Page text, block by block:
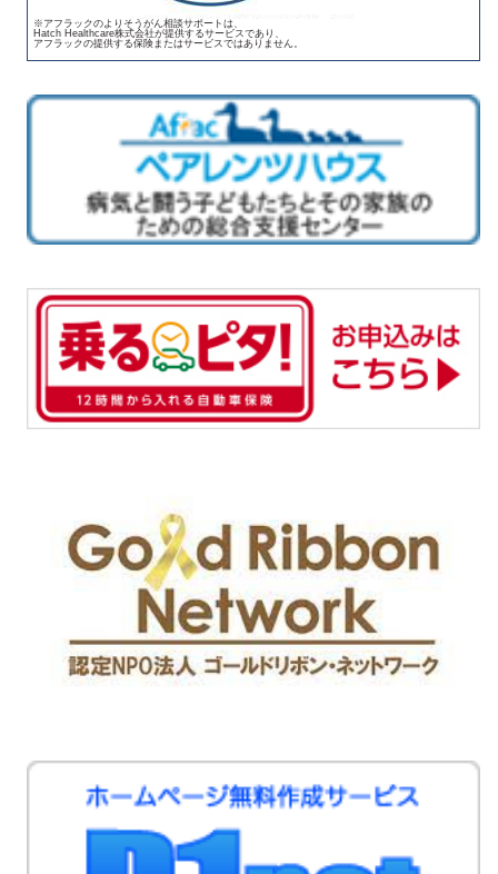
※アフラックのよりそうがん相談サポートは、
Hatch Healthcare株式会社が提供するサービスであり、
アフラックの提供する保険またはサービスではありません。